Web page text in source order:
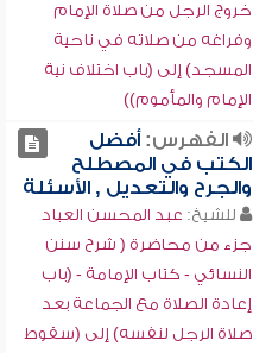
خروج الرجل من صلاة الإمام
وفراغه من صلاته في ناحية
المسجد) إلى (باب اختلاف نية
الإمام والمأموم))
الفهرس:أفضل
الكتب في المصطلح
والجرح والتعديل , الأسئلة
للشيخ: عبد المحسن العباد
جزء من محاضرة ( شرح سنن
النسائي - كتاب الإمامة - (باب
إعادة الصلاة مع الجماعة بعد
صلاة الرجل لنفسه) إلى (سقوط